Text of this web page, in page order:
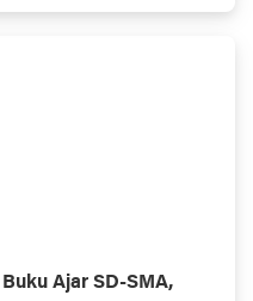
Ajar SD-SMA,